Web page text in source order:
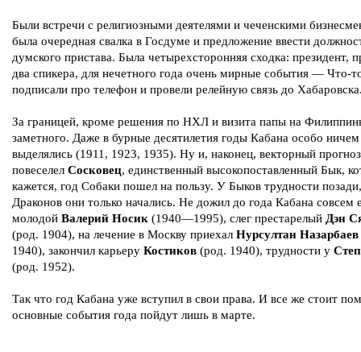
Были встречи с религиозными деятелями и чеченскими
была очередная свалка в Госдуме и предложение ввести
думского пристава. Была четырехсторонняя сходка: президент,
два спикера, для нечетного года очень мирные события — Что-
подписали про телефон и провели релейную связь до
За границей, кроме решения по НХЛ и визита папы на
заметного. Даже в бурные десятилетия годы Кабана особо
выделялись (1911, 1923, 1935). Ну и, наконец, векторный
повеселел Сосковец, единственный высокопоставленный Бык,
кажется, год Собаки пошел на пользу. У Быков трудности
Драконов они только начались. Не дожил до года Кабана совсем
молодой Валерий Носик (1940—1995), слег престарелый Дэн
(род. 1904), на лечение в Москву приехал Нурсултан Назарбаев
1940), закончил карьеру Костиков (род. 1940), трудности у
(род. 1952).
Так что год Кабана уже вступил в свои права. И все же стоит
основные события года пойдут лишь в марте.